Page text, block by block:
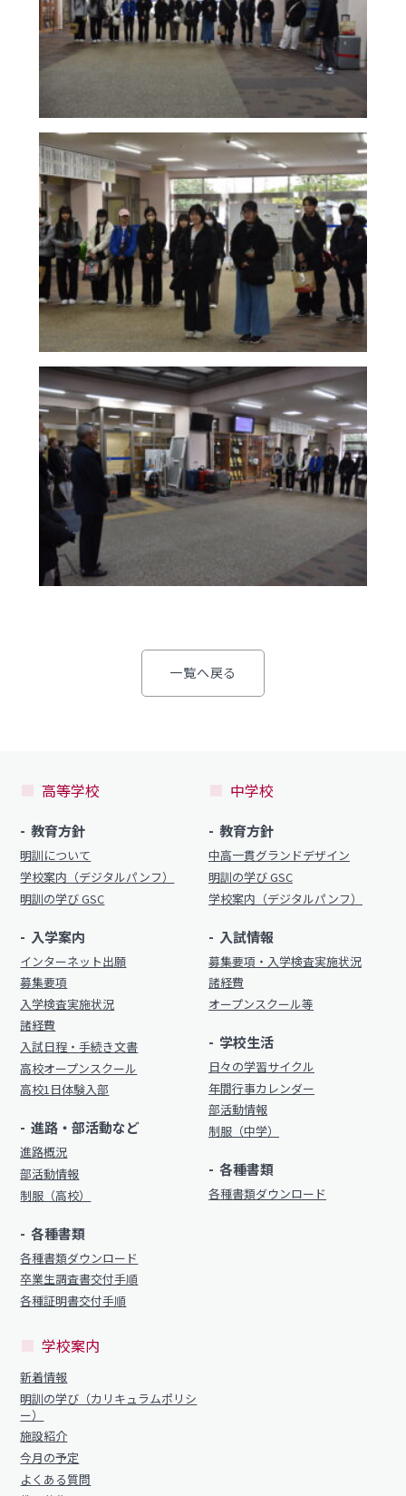
学校案内
施設紹介
今月の予定
よくある質問
教員募集
明訓同窓会
MEIKUNサポート（ご支援のお願い）
明訓チャンネル
お問い合わせ サイトマップ
プライバシーポリシー
各種書類
各種証明書交付手順
学校案内
新着情報
明訓の学び（カリキュラムポリシー）
施設紹介
よくある質問
教員募集
明訓同窓会
動画ライブラリー
MEIKUNサポート（ご支援のお願い）
明訓チャンネル
プライバシーポリシー
一覧へ戻る
高等学校
教育方針
明訓について
学校案内（デジタルパンフ）
明訓の学び GSC
入学案内
インターネット出願
募集要項
入学検査実施状況
諸経費
入試日程・手続き文書
高校オープンスクール
高校1日体験入部
進路・部活動など
進路概況
部活動情報
制服（高校）
各種書類
各種書類ダウンロード
卒業生調査書交付手順
各種証明書交付手順
中学校
教育方針
中高一貫グランドデザイン
明訓の学び GSC
学校案内（デジタルパンフ）
入試情報
募集要項・入学検査実施状況
諸経費
オープンスクール等
学校生活
日々の学習サイクル
年間行事カレンダー
部活動情報
制服（中学）
各種書類
各種書類ダウンロード
学校案内
新着情報
明訓の学び（カリキュラムポリシ
ー）
施設紹介
今月の予定
よくある質問